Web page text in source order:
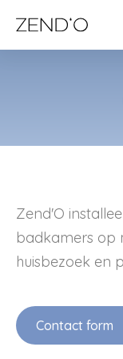
Zend'O
badkamers op
huisbezoek en
Contact form